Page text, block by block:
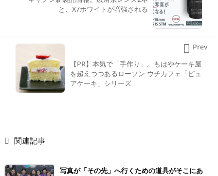
と、X7ホワイトが増強される
【PR】本気で「手作り」。もはやケーキ屋
を超えつつあるローソン ウチカフェ「ピュ
アケーキ」シリーズ
 Prev
 関連記事
写真が「その先」へ行くための道具がそこにあ